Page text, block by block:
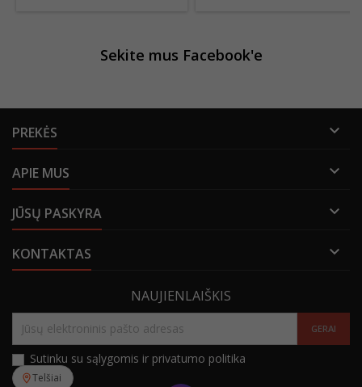
Sekite mus Facebook'e
PREKĖS 
APIE MUS 
JŪSŲ PASKYRA 
KONTAKTAS 
NAUJIENLAIŠKIS
Sutinku su sąlygomis ir privatumo politika
Telšiai